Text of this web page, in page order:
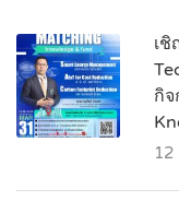
เ
กิ